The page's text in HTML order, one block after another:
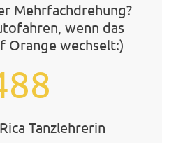
Mehrfachdrehung?
wenn das
Orange wechselt:)
Tanzlehrerin